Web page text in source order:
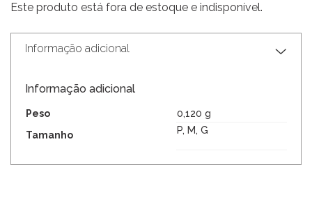
Este produto está fora de estoque e indisponível.
Informação adicional
Informação adicional
Peso
0,120 g
Tamanho
P, M, G